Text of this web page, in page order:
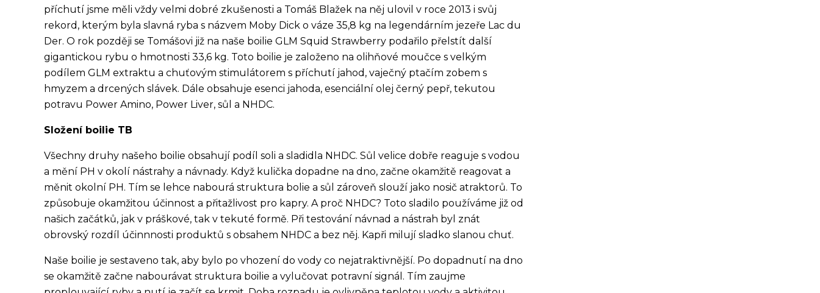
příchutí jsme měli vždy velmi dobré zkušenosti a Tomáš Blažek na něj ulovil v roce 2013 i svůj
rekord, kterým byla slavná ryba s názvem Moby Dick o váze 35,8 kg na legendárním jezeře Lac du
Der. O rok později se Tomášovi již na naše boilie GLM Squid Strawberry podařilo přelstít další
gigantickou rybu o hmotnosti 33,6 kg. Toto boilie je založeno na olihňové moučce s velkým
podílem GLM extraktu a chuťovým stimulátorem s příchutí jahod, vaječný ptačím zobem s
hmyzem a drcených slávek. Dále obsahuje esenci jahoda, esenciální olej černý pepř, tekutou
potravu Power Amino, Power Liver, sůl a NHDC.
Složení boilie TB
Všechny druhy našeho boilie obsahují podíl soli a sladidla NHDC. Sůl velice dobře reaguje s vodou
a mění PH v okolí nástrahy a návnady. Když kulička dopadne na dno, začne okamžitě reagovat a
měnit okolní PH. Tím se lehce nabourá struktura bolie a sůl zároveň slouží jako nosič atraktorů. To
způsobuje okamžitou účinnost a přitažlivost pro kapry. A proč NHDC? Toto sladilo používáme již od
našich začátků, jak v práškové, tak v tekuté formě. Při testování návnad a nástrah byl znát
obrovský rozdíl účinnnosti produktů s obsahem NHDC a bez něj. Kapři milují sladko slanou chuť.
Naše boilie je sestaveno tak, aby bylo po vhození do vody co nejatraktivnější. Po dopadnutí na dno
se okamžitě začne nabourávat struktura boilie a vylučovat potravní signál. Tím zaujme